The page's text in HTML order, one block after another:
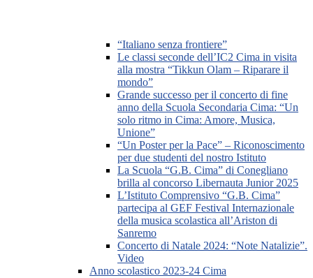
“Italiano senza frontiere”
Le classi seconde dell’IC2 Cima in visita
alla mostra “Tikkun Olam – Riparare il
mondo”
Grande successo per il concerto di fine
anno della Scuola Secondaria Cima: “Un
solo ritmo in Cima: Amore, Musica,
Unione”
“Un Poster per la Pace” – Riconoscimento
per due studenti del nostro Istituto
La Scuola “G.B. Cima” di Conegliano
brilla al concorso Libernauta Junior 2025
L’Istituto Comprensivo “G.B. Cima”
partecipa al GEF Festival Internazionale
della musica scolastica all’Ariston di
Sanremo
Concerto di Natale 2024: “Note Natalizie”.
Video
Anno scolastico 2023-24 Cima